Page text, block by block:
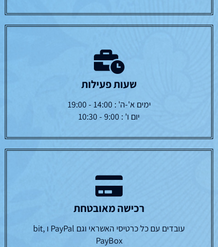
שעות פעילות
ימים א'-ה' : 14:00 - 19:00
יום ו' : 9:00 - 10:30
רכישה מאובטחת
עובדים עם כל כרטיסי האשראי וגם PayPal ו bit,
PayBox